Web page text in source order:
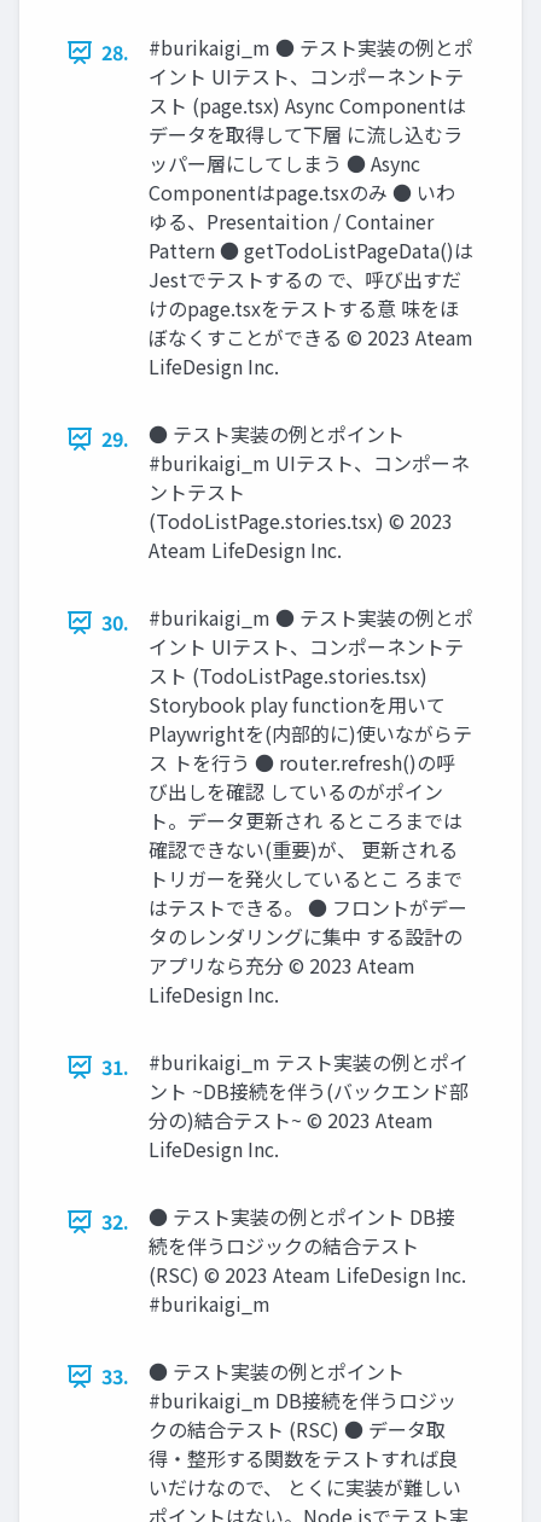
28.
#burikaigi_m ● テスト実装の例とポ
イント UIテスト、コンポーネントテ
スト (page.tsx) Async Componentは
データを取得して下層 に流し込むラ
ッパー層にしてしまう ● Async
Componentはpage.tsxのみ ● いわ
ゆる、Presentaition / Container
Pattern ● getTodoListPageData()は
Jestでテストするの で、呼び出すだ
けのpage.tsxをテストする意 味をほ
ぼなくすことができる © 2023 Ateam
LifeDesign Inc.
29.
● テスト実装の例とポイント
#burikaigi_m UIテスト、コンポーネ
ントテスト
(TodoListPage.stories.tsx) © 2023
Ateam LifeDesign Inc.
30.
#burikaigi_m ● テスト実装の例とポ
イント UIテスト、コンポーネントテ
スト (TodoListPage.stories.tsx)
Storybook play functionを⽤いて
Playwrightを(内部的に)使いながらテ
ス トを⾏う ● router.refresh()の呼
び出しを確認 しているのがポイン
ト。データ更新され るところまでは
確認できない(重要)が、 更新される
トリガーを発⽕しているとこ ろまで
はテストできる。 ● フロントがデー
タのレンダリングに集中 する設計の
アプリなら充分 © 2023 Ateam
LifeDesign Inc.
31.
#burikaigi_m テスト実装の例とポイ
ント ~DB接続を伴う(バックエンド部
分の)結合テスト~ © 2023 Ateam
LifeDesign Inc.
32.
● テスト実装の例とポイント DB接
続を伴うロジックの結合テスト
(RSC) © 2023 Ateam LifeDesign Inc.
#burikaigi_m
33.
● テスト実装の例とポイント
#burikaigi_m DB接続を伴うロジッ
クの結合テスト (RSC) ● データ取
得‧整形する関数をテストすれば良
いだけなので、 とくに実装が難しい